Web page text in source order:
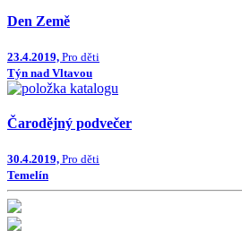
Den Země
23.4.2019, Pro děti
Týn nad Vltavou
Čarodějný podvečer
30.4.2019, Pro děti
Temelín